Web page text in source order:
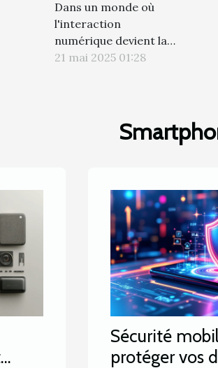
Dans un monde où
l'interaction
numérique devient la
norme, les chatbots
l'amélioration de
l'expérience utilisateur.
sophistiqués n'est pas
figée ; elle requiert une
amélioration continue
21 mai 2025 01:28
Sécurité
protéger vos